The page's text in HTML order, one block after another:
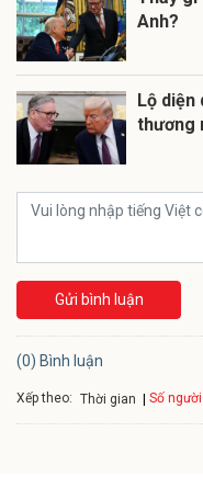
Anh?
Lộ diện
thương
Gửi bình luận
(0) Bình luận
Xếp theo: Thời gian Số